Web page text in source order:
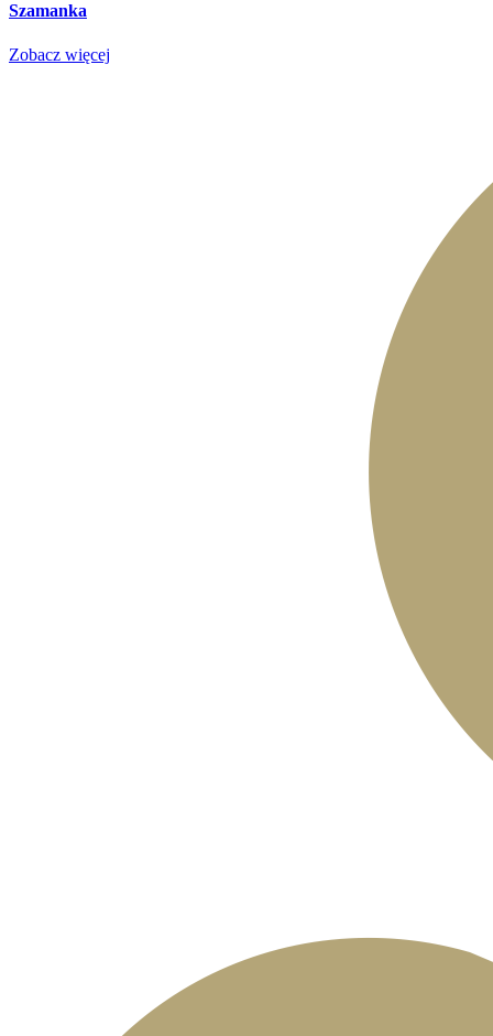
Szamanka
Zobacz więcej